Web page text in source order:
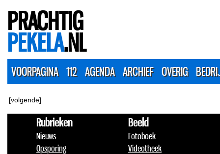
PRACHTIG
PEKELA.NL
VOORPAGINA 112 AGENDA ARCHIEF OVERIG
[volgende]
Rubrieken
Nieuws
Opsporing
Beeld
Fotoboek
Videotheek